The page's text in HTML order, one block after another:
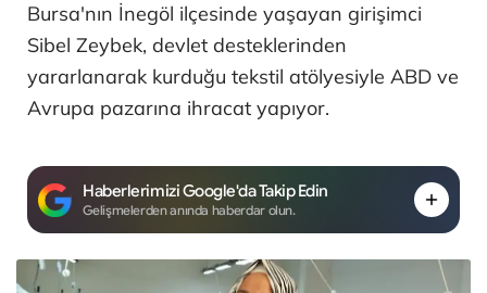
Bursa'nın İnegöl ilçesinde yaşayan girişimci
Sibel Zeybek, devlet desteklerinden
yararlanarak kurduğu tekstil atölyesiyle ABD ve
Avrupa pazarına ihracat yapıyor.
Haberlerimizi Google'da Takip Edin
Gelişmelerden anında haberdar olun.